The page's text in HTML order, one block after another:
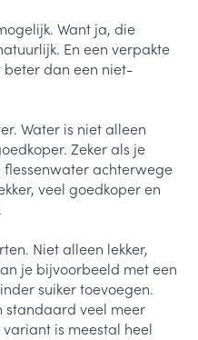
Want ja, die
En een verpakte
beter dan een niet-
Water is niet alleen
Zeker als je
achterwege
veel goedkoper en
Niet alleen lekker,
je bijvoorbeeld met een
suiker toevoegen.
standaard veel meer
is meestal heel